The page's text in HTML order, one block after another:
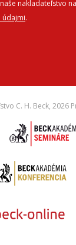
nakladateľstvo
údajmi.
C. H. Beck, 2026